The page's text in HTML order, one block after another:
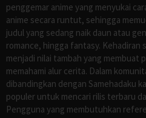
penggemar anime yang menyukai
anime secara runtut, sehingga
judul yang sedang naik daun atau
romance, hingga fantasy. Kehadiran
menjadi nilai tambah yang membuat
memahami alur cerita. Dalam
dibandingkan dengan Samehadaku
populer untuk mencari rilis terbaru
Pengguna yang membutuhkan